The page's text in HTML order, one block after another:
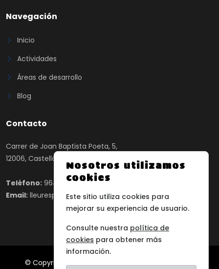
Navegación
Inicio
Actividades
Áreas de desarrollo
Blog
Contacto
Carrer de Joan Baptista Poeta, 5,
12006, Castelló de la Plana, Castelló
Teléfono: 964 24 65 00
Email: lleuresport@lleuresport.com
© Copyright 2025 Lleuresport, Todos los derechos
Nosotros utilizamos
cookies
Este sitio utiliza cookies para
mejorar su experiencia de usuario.
Consulte nuestra política de
cookies para obtener más
información.